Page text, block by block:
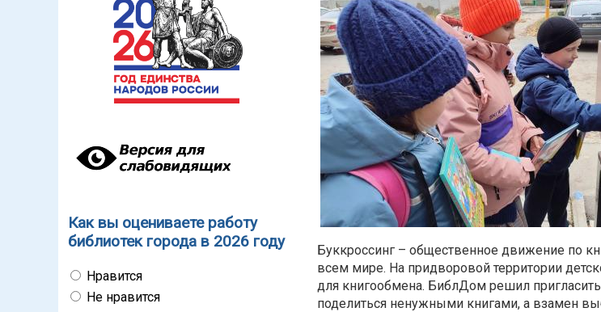
Как вы оцениваете работу
библиотек города в 2026 году
Нравится
Не нравится
Буккроссинг – общественное движение по
всем мире. На придворовой территории
для книгообмена. БиблДом решил
поделиться ненужными книгами, а взамен